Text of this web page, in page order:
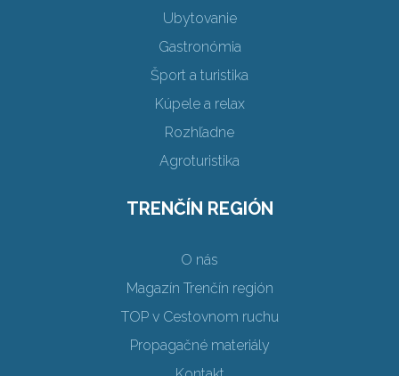
Ubytovanie
Gastronómia
Šport a turistika
Kúpele a relax
Rozhľadne
Agroturistika
TRENČÍN REGIÓN
O nás
Magazín Trenčín región
TOP v Cestovnom ruchu
Propagačné materiály